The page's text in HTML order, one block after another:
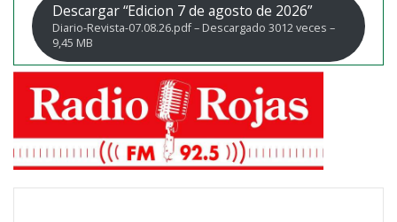
Descargar “Edicion 7 de agosto de 2026”
Diario-Revista-07.08.26.pdf – Descargado 3012 veces –
9,45 MB